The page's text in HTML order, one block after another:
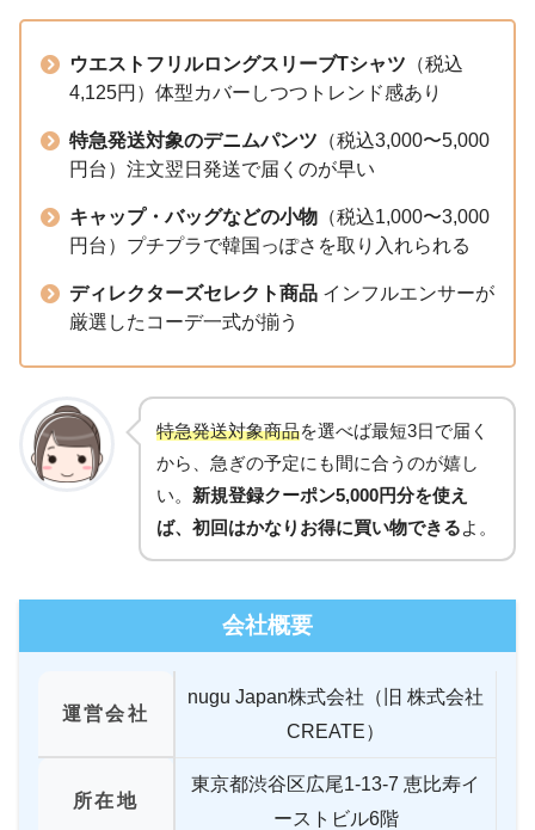
ウエストフリルロングスリーブTシャツ （税込
4,125円）体型カバーしつつトレンド感あり
特急発送対象のデニムパンツ （税込3,000〜5,000
円台）注文翌日発送で届くのが早い
キャップ・バッグなどの小物 （税込1,000〜3,000
円台）プチプラで韓国っぽさを取り入れられる
ディレクターズセレクト商品 インフルエンサーが
厳選したコーデ一式が揃う
特急発送対象商品を選べば最短3日で届く
から、急ぎの予定にも間に合うのが嬉し
い。 新規登録クーポン5,000円分を使え
ば、初回はかなりお得に買い物できるよ。
会社概要
運営会社
nugu Japan株式会社（旧 株式会社
CREATE）
所在地
東京都渋谷区広尾1-13-7 恵比寿イ
ーストビル6階